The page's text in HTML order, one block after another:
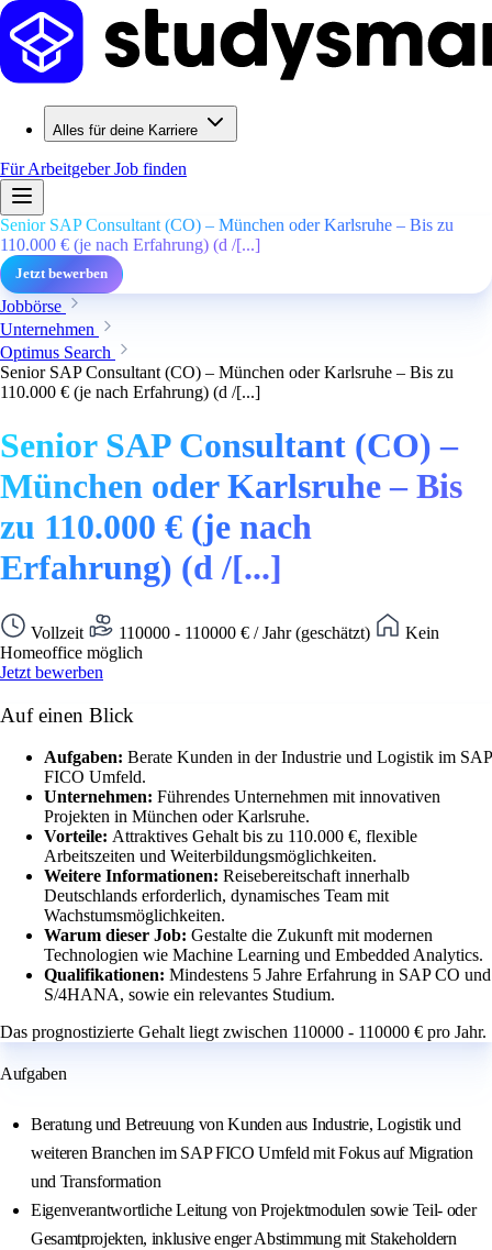
Alles für deine Karriere
Für ArbeitgeberJob finden
Senior SAP Consultant (CO) – München oder Karlsruhe – Bis zu
110.000 € (je nach Erfahrung) (d /[...]
Jetzt bewerben
Jobbörse
Unternehmen
Optimus Search
Senior SAP Consultant (CO) – München oder Karlsruhe – Bis zu
110.000 € (je nach Erfahrung) (d /[...]
Senior SAP Consultant (CO) –
München oder Karlsruhe – Bis
zu 110.000 € (je nach
Erfahrung) (d /[...]
Vollzeit 110000 - 110000 € / Jahr (geschätzt)
Kein
Homeoffice möglich
Jetzt bewerben
Auf einen Blick
Aufgaben: Berate Kunden in der Industrie und Logistik im SAP
FICO Umfeld.
Unternehmen: Führendes Unternehmen mit innovativen
Projekten in München oder Karlsruhe.
Vorteile: Attraktives Gehalt bis zu 110.000 €, flexible
Arbeitszeiten und Weiterbildungsmöglichkeiten.
Weitere Informationen: Reisebereitschaft innerhalb
Deutschlands erforderlich, dynamisches Team mit
Wachstumsmöglichkeiten.
Warum dieser Job: Gestalte die Zukunft mit modernen
Technologien wie Machine Learning und Embedded Analytics.
Qualifikationen: Mindestens 5 Jahre Erfahrung in SAP CO und
S/4HANA, sowie ein relevantes Studium.
Das prognostizierte Gehalt liegt zwischen 110000 - 110000 € pro Jahr.
Aufgaben
Beratung und Betreuung von Kunden aus Industrie, Logistik und
weiteren Branchen im SAP FICO Umfeld mit Fokus auf Migration
und Transformation
Eigenverantwortliche Leitung von Projektmodulen sowie Teil- oder
Gesamtprojekten, inklusive enger Abstimmung mit Stakeholdern